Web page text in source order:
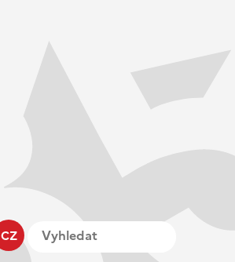
CZ